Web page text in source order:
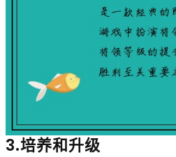
3.培养和升级